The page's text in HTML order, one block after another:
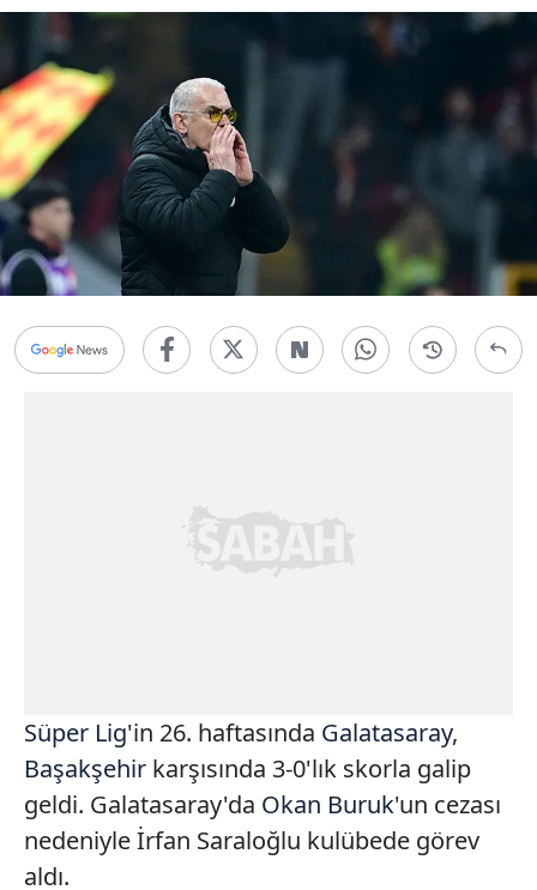
Süper Lig'in 26. haftasında Galatasaray,
Başakşehir karşısında 3-0'lık skorla galip
geldi. Galatasaray'da Okan Buruk'un cezası
nedeniyle İrfan Saraloğlu kulübede görev
aldı.